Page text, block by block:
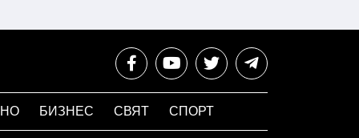
БИЗНЕС СВЯТ СПОРТ